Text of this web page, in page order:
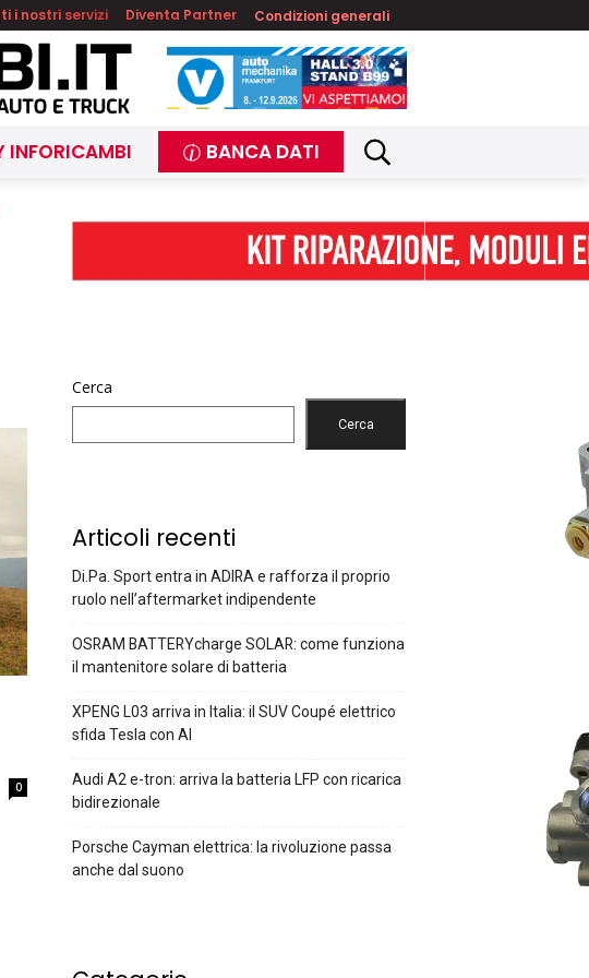
i nostri servizi Diventa Partner Condizioni generali
INFORICAMBI BANCA DATI
0
Cerca
Cerca
Articoli recenti
Di.Pa. Sport entra in ADIRA e rafforza il proprio
ruolo nell’aftermarket indipendente
OSRAM BATTERYcharge SOLAR: come funziona
il mantenitore solare di batteria
XPENG L03 arriva in Italia: il SUV Coupé elettrico
sfida Tesla con AI
Audi A2 e-tron: arriva la batteria LFP con ricarica
bidirezionale
Porsche Cayman elettrica: la rivoluzione passa
anche dal suono